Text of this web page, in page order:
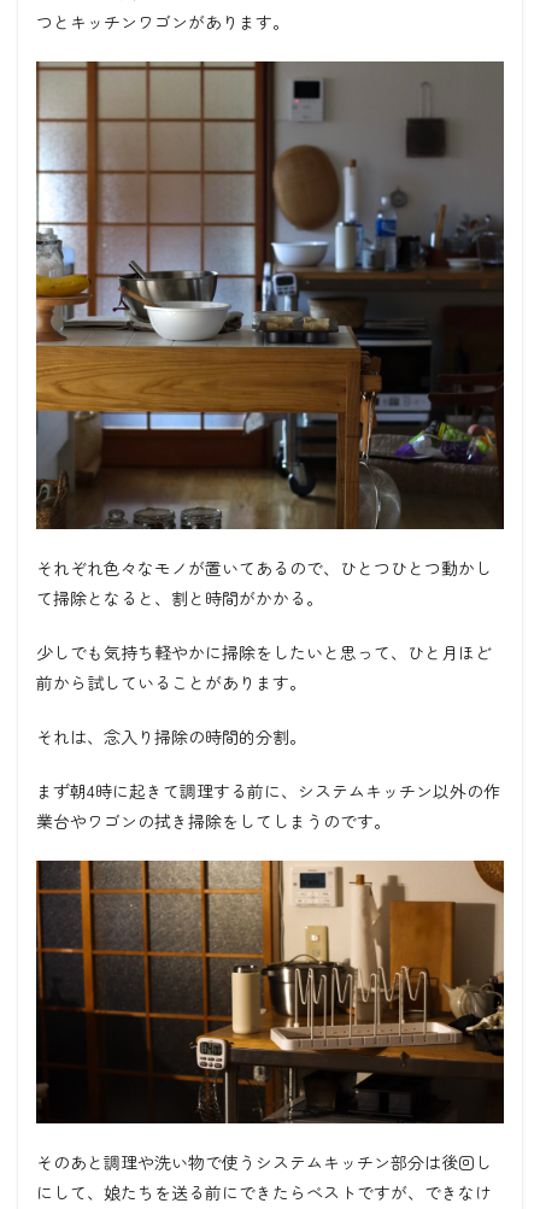
つとキッチンワゴンがあります。
それぞれ色々なモノが置いてあるので、ひとつひとつ動かし
て掃除となると、割と時間がかかる。
少しでも気持ち軽やかに掃除をしたいと思って、ひと月ほど
前から試していることがあります。
それは、念入り掃除の時間的分割。
まず朝4時に起きて調理する前に、システムキッチン以外の作
業台やワゴンの拭き掃除をしてしまうのです。
そのあと調理や洗い物で使うシステムキッチン部分は後回し
にして、娘たちを送る前にできたらベストですが、できなけ